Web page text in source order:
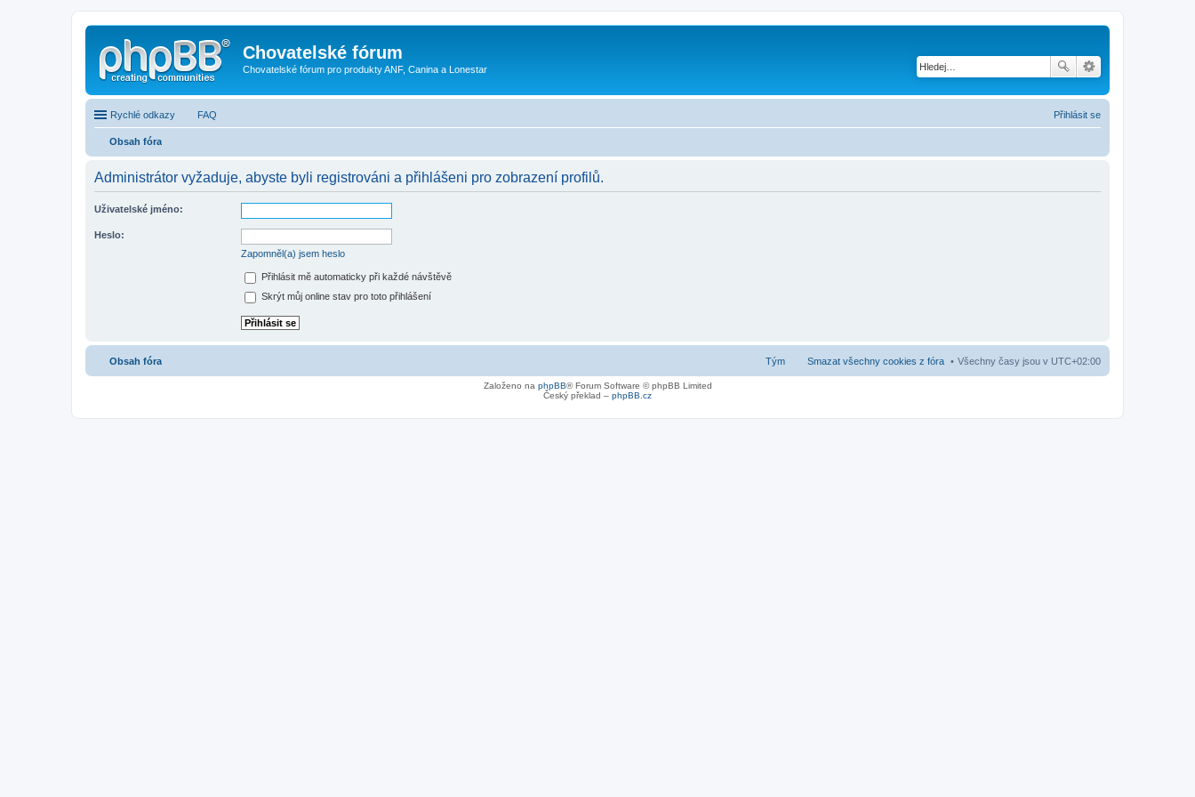
Chovatelské fórum
Chovatelské fórum pro produkty ANF, Canina a Lonestar
Rychlé odkazy FAQ Přihlásit se
Obsah fóra
Administrátor vyžaduje, abyste byli registrováni a přihlášeni pro zobrazení profilů.
Uživatelské jméno:
Heslo:
Zapomněl(a) jsem heslo
Přihlásit mě automaticky při každé návštěvě
Skrýt můj online stav pro toto přihlášení
Obsah fóra Všechny časy jsou v UTC+02:00
Smazat všechny cookies z fóra
Tým
Založeno na phpBB® Forum Software © phpBB Limited
Český překlad – phpBB.cz